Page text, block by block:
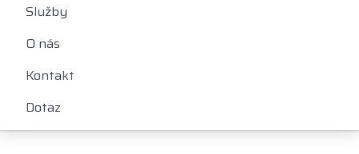
Služby
O nás
Kontakt
Dotaz